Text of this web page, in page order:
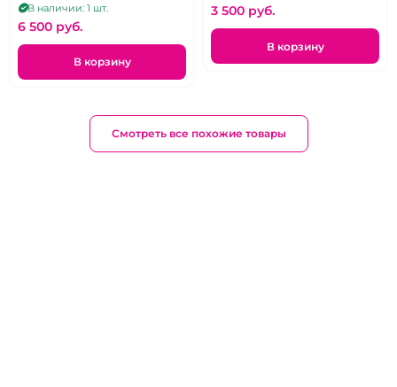
В наличии: 1 шт.
6 500 pуб.
В корзину
3 500 pуб.
В корзину
Смотреть все похожие товары